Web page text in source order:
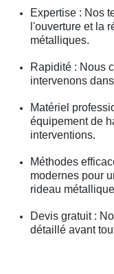
Expertise : Nos
l'ouverture et la
métalliques.
Rapidité : Nous
intervenons
Matériel
équipement de
interventions.
Méthodes
modernes pour
rideau
Devis gratuit :
détaillé avant